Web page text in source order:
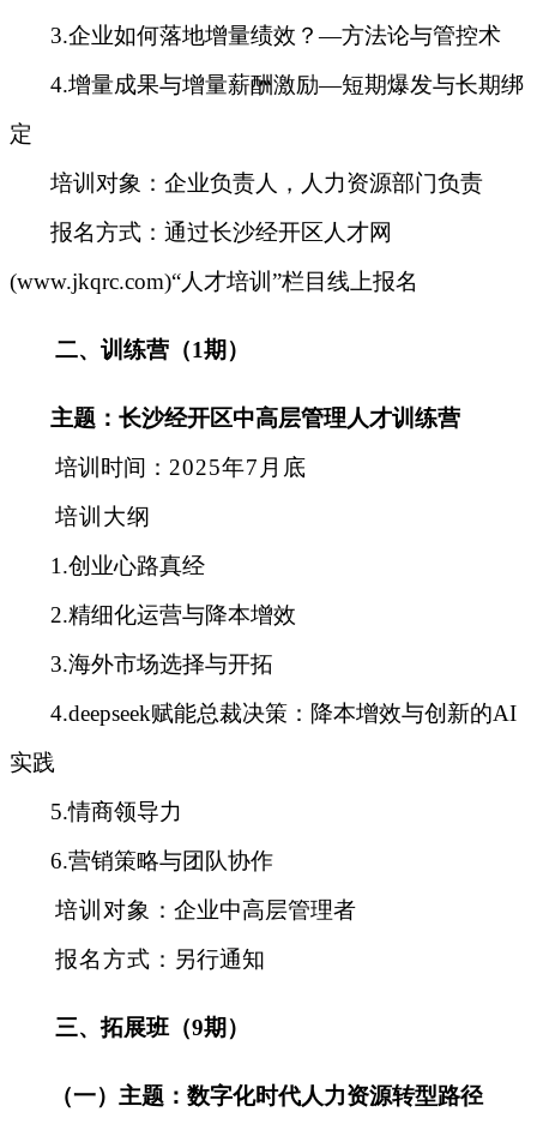
3.企业如何落地增量绩效？—方法论与管控术
4.增量成果与增量薪酬激励—短期爆发与长期绑
定
培训对象 ： 企业负责人，人力资源部门负责
报名方式 ： 通过长沙经开区人才网
(www.jkqrc.com)“人才培训”栏目线上报名
二、训练营 （1期）
主题：长沙经开区中高层管理人才训练营
培训时间 ： 2025年7月底
培训大纲
1.创业心路真经
2.精细化运营与降本增效
3.海外市场选择与开拓
4.deepseek赋能总裁决策：降本增效与创新的AI
实践
5.情商领导力
6.营销策略与团队协作
培训对象 ： 企业中高层管理者
报名方式 ： 另行通知
三、拓展班 （9期）
（一） 主题： 数字化时代人力资源转型路径